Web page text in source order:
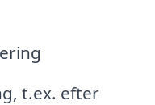
t.ex. efter